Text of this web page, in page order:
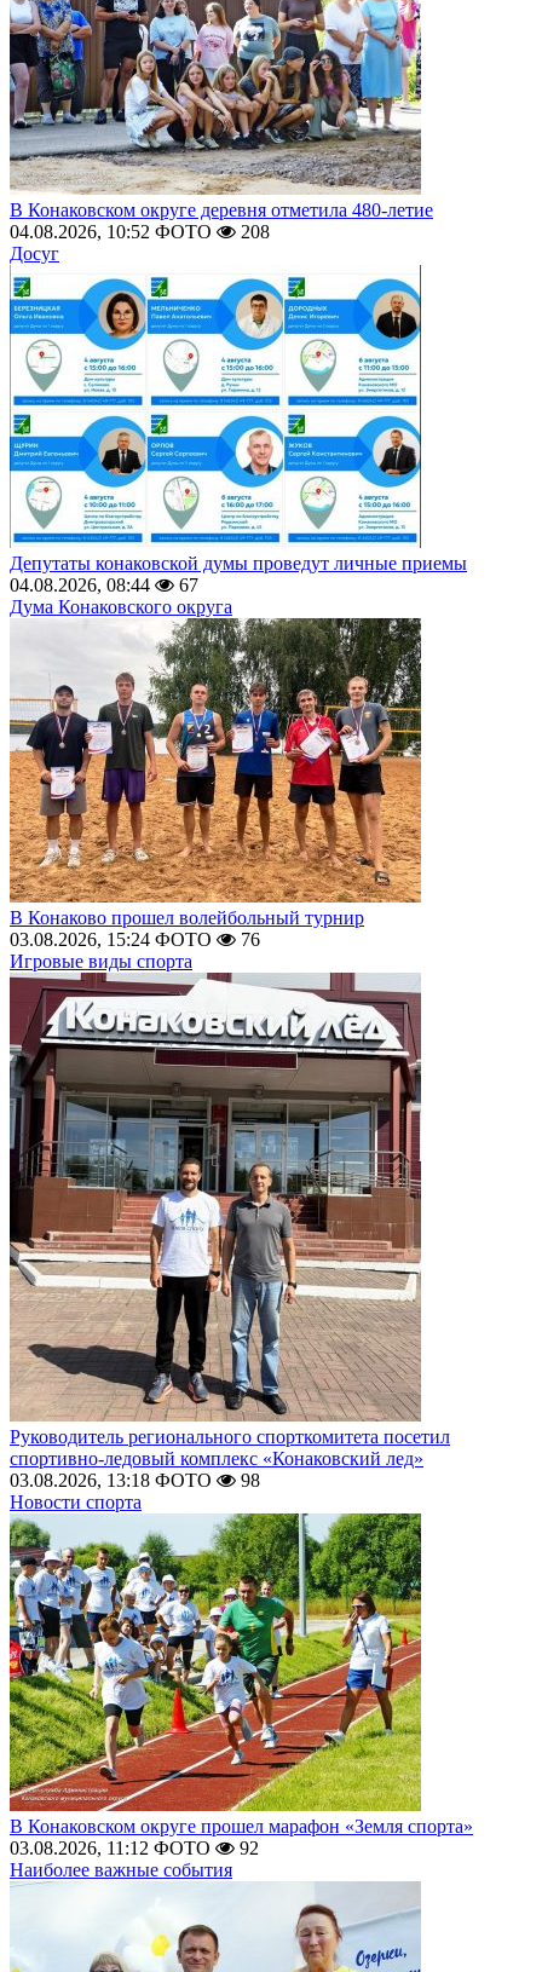
В Конаковском округе деревня отметила 480-летие
04.08.2026, 10:52 ФОТО
208
Досуг
Депутаты конаковской думы проведут личные приемы
04.08.2026, 08:44
67
Дума Конаковского округа
В Конаково прошел волейбольный турнир
03.08.2026, 15:24 ФОТО
76
Игровые виды спорта
Руководитель регионального спорткомитета посетил
спортивно-ледовый комплекс «Конаковский лед»
03.08.2026, 13:18 ФОТО
98
Новости спорта
В Конаковском округе прошел марафон «Земля спорта»
03.08.2026, 11:12 ФОТО
92
Наиболее важные события